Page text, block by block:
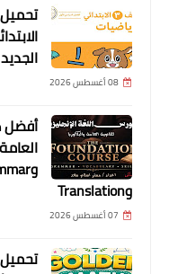
08 أغسطس 2026
أفضل
وTranslation
07 أغسطس 2026